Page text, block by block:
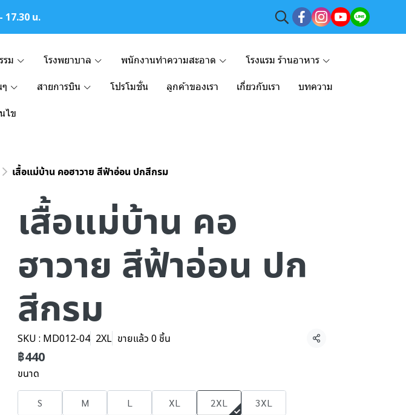
17.30 น.
รม โรงพยาบาล พนักงานทำความสะอาด โรงแรม ร้านอาหาร
สายการบิน โปรโมชั่น ลูกค้าของเรา เกี่ยวกับเรา บทความ
ไข
เสื้อแม่บ้าน คอฮาวาย สีฟ้าอ่อน ปกสีกรม
เสื้อแม่บ้าน คอ
ฮาวาย สีฟ้าอ่อน ปก
สีกรม
SKU : MD012-04 2XL ขายแล้ว 0 ชิ้น แชร์
฿440
ขนาด
S M L XL 2XL
3XL